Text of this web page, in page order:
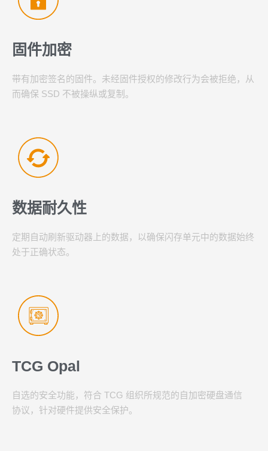
固件加密
带有加密签名的固件。未经固件授权的修改行为会被拒绝，从
而确保 SSD 不被操纵或复制。
数据耐久性
定期自动刷新驱动器上的数据，以确保闪存单元中的数据始终
处于正确状态。
TCG Opal
自选的安全功能，符合 TCG 组织所规范的自加密硬盘通信
协议，针对硬件提供安全保护。